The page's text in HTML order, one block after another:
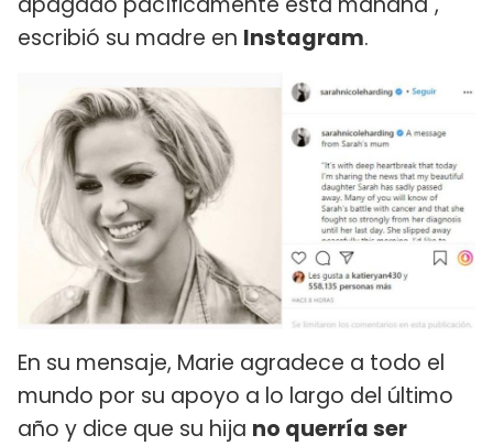
escribió su madre en Instagram.
En su mensaje, Marie agradece a todo el
mundo por su apoyo a lo largo del último
año y dice que su hija no querría ser